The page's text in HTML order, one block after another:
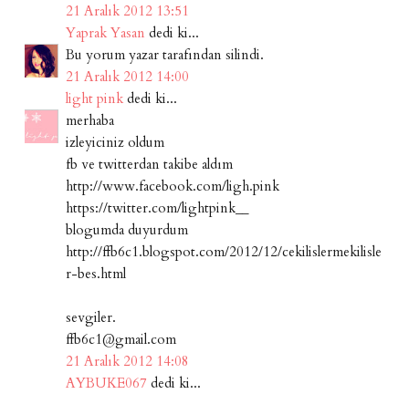
21 Aralık 2012 13:51
Yaprak Yasan dedi ki...
Bu yorum yazar tarafından silindi.
21 Aralık 2012 14:00
light pinkdedi ki...
merhaba
izleyiciniz oldum
fb ve twitterdan takibe aldım
http://www.facebook.com/ligh.pink
https://twitter.com/lightpink__
blogumda duyurdum
http://ffb6c1.blogspot.com/2012/12/cekilislermekilisle
r-bes.html
sevgiler.
ffb6c1@gmail.com
21 Aralık 2012 14:08
AYBUKE067 dedi ki...